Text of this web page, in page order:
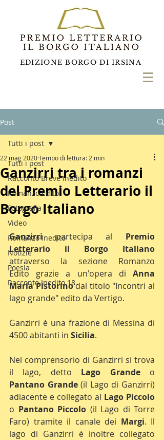
EDIZIONE BORGO DI IRSINA
Post
Tutti i post
Racconto Breve Inedito
Romanzo Edito
Fotografia
Video
Romanzo Inedito
Notizie
Poesia
Racconto Inedito 18
Tutti i post
Ganzirri tra i romanzi
del Premio Letterario il
Borgo Italiano
22 mag 2020Tempo di lettura: 2 min
Ganzirri partecipa al Premio
Letterario il Borgo Italiano
attraverso la sezione Romanzo
Edito grazie a un'opera di Anna
Maria Pistorino dal titolo "Incontri al
lago grande" edito da Vertigo.
Ganzirri è una frazione di Messina di
4500 abitanti in Sicilia.
Nel comprensorio di Ganzirri si trova
il lago, detto Lago Grande
Pantano Grande (il Lago di Ganzirri)
adiacente e collegato al Lago Piccolo
o Pantano Piccolo (il Lago di Torre
Faro) tramite il canale dei Margi. Il
lago di Ganzirri è inoltre collegato